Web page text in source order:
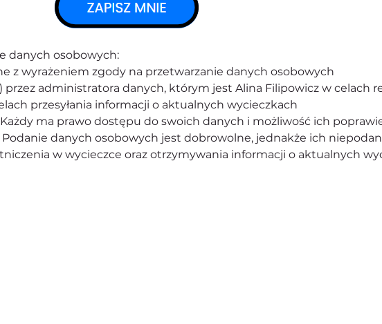
danych osobowych:
z wyrażeniem zgody na przetwarzanie danych osobowych
przez administratora danych, którym jest Alina Filipowicz w celach
przesyłania informacji o aktualnych wycieczkach
ma prawo dostępu do swoich danych i możliwość ich
Podanie danych osobowych jest dobrowolne, jednakże ich
w wycieczce oraz otrzymywania informacji o aktualnych